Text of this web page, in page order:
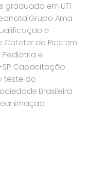
graduada em UTI
Ama
e
Cateter de Picc em
e
SP Capacitação
teste do
Brasileira